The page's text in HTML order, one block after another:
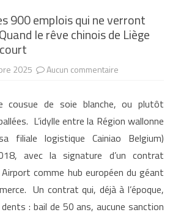
900 emplois qui ne verront
le rêve chinois de Liège
2025 Aucun commentaire
a
i
a
a
o
l
s
cousue de soie blanche, ou plutôt
L’idylle entre la Région wallonne
filiale logistique Cainiao Belgium)
avec la signature d’un contrat
comme hub européen du géant
Un contrat qui, déjà à l’époque,
: bail de 50 ans, aucune sanction